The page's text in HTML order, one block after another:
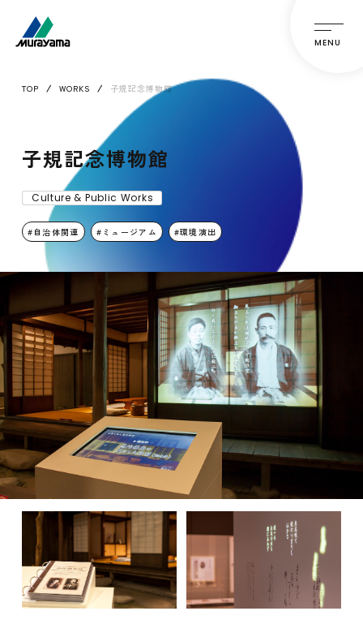
MENU
TOP WORKS 子規記念博物館
子規記念博物館
Culture & Public Works
自治体関連 ミュージアム 環境演出